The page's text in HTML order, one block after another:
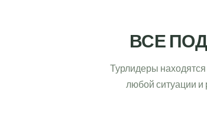
ВСЕ
Турлидеры
любой ситуации